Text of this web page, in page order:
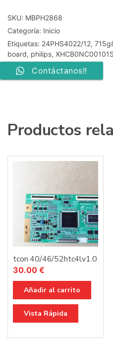
004Y,
24PHS4022/12
cantidad
SKU: MBPH2868
Categoría: Inicio
Etiquetas: 24PHS4022/12,
board, philips,
Contáctanos!!
Productos
tcon 40/46/52htc4lv1.0
30.00 €
Añadir al carrito
Vista Rápida